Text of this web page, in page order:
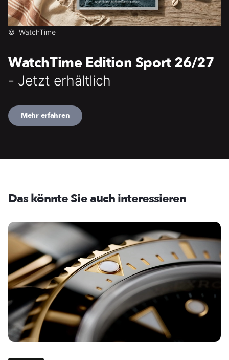
© WatchTime
WatchTime Edition Sport 26/27
- Jetzt erhältlich
Mehr erfahren
Das könnte Sie auch interessieren